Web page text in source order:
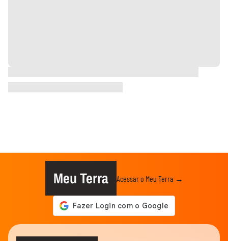
Meu Terra Acessar o Meu Terra →